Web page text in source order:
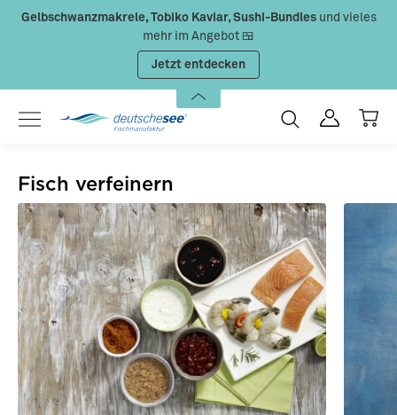
Zum Hauptinhalt springen
Gelbschwanzmakrele, Tobiko Kaviar, Sushi-Bundlesund vieles
mehr im Angebot 🍱
Jetzt entdecken
Fisch verfeinern